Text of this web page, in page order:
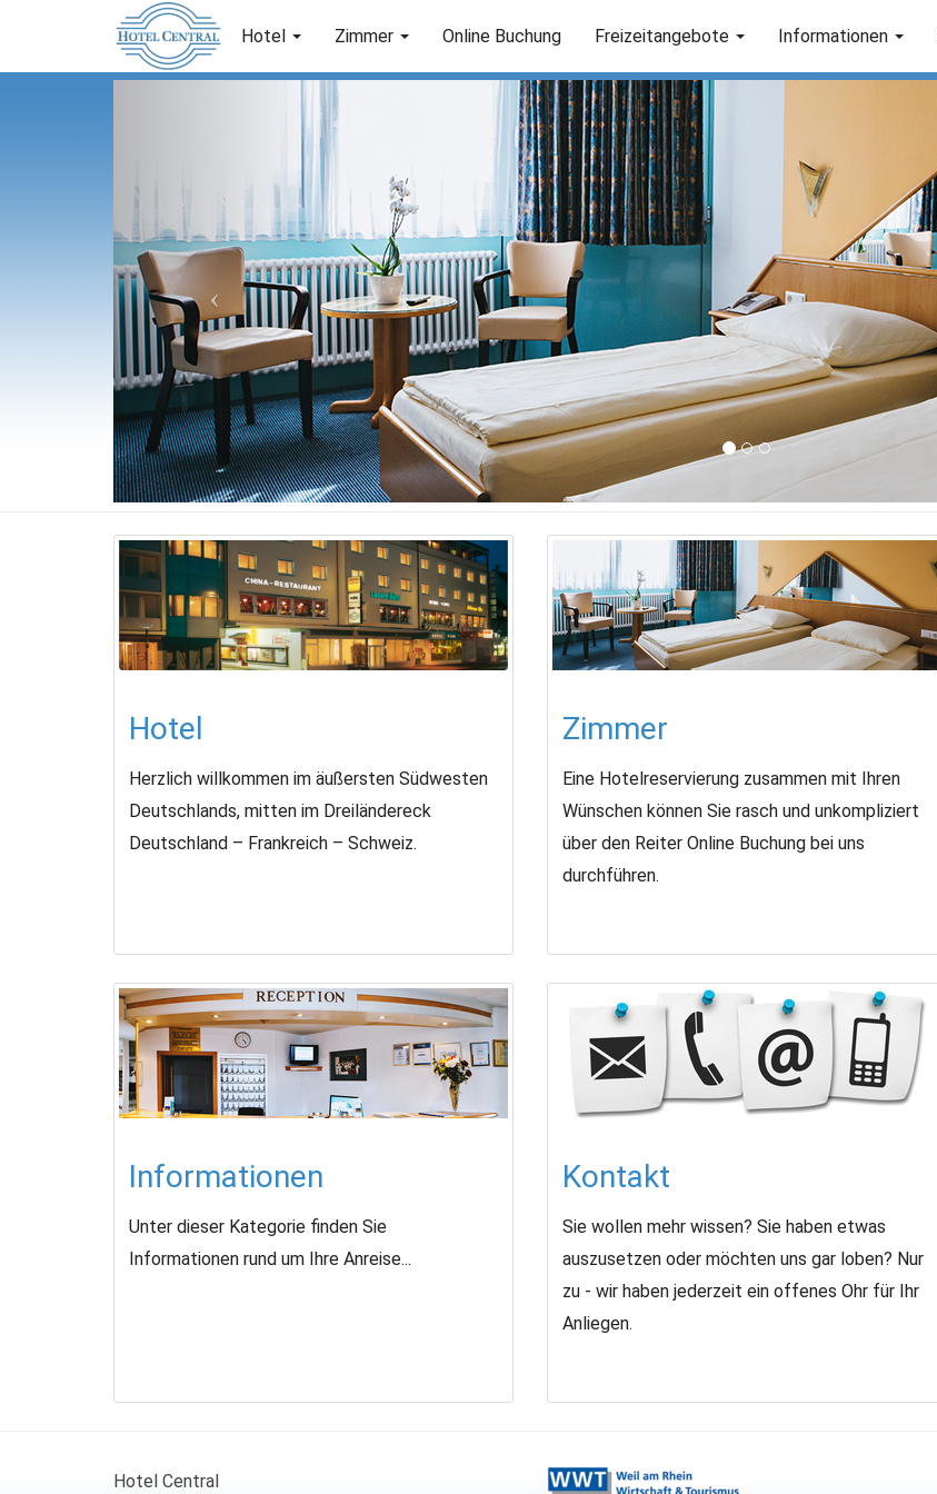
Hotel Zimmer Online Buchung Freizeitangebote Informationen
Hotel
Herzlich willkommen im äußersten Südwesten
Deutschlands, mitten im Dreiländereck
Deutschland – Frankreich – Schweiz.
Zimmer
Eine Hotelreservierung zusammen mit Ihren
Wünschen können Sie rasch und unkompliziert
über den Reiter Online Buchung bei uns
durchführen.
Informationen
Unter dieser Kategorie finden Sie
Informationen rund um Ihre Anreise...
Kontakt
Sie wollen mehr wissen? Sie haben etwas
auszusetzen oder möchten uns gar loben? Nur
zu - wir haben jederzeit ein offenes Ohr für Ihr
Anliegen.
Hotel Central